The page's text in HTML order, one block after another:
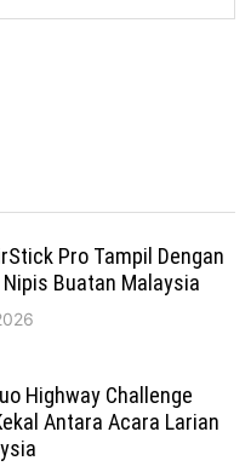
Pro Tampil Dengan
Nipis Buatan Malaysia
Highway Challenge
Antara Acara Larian